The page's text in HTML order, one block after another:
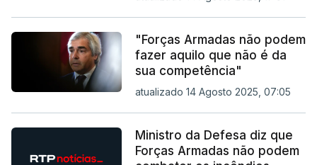
"Forças Armadas não podem
fazer aquilo que não é da
sua competência"
atualizado 14 Agosto 2025, 07:05
Ministro da Defesa diz que
Forças Armadas não podem